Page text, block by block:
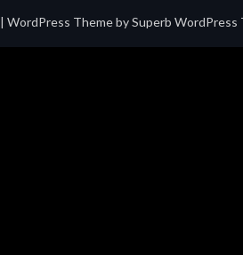
| WordPress Theme bySuperb WordPress